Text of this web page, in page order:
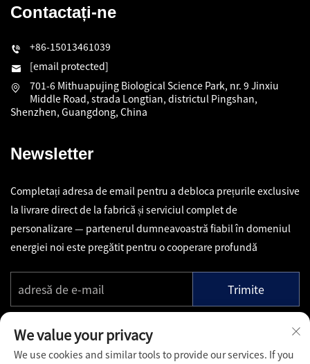
Contactați-ne
+86-15013461039
[email protected]
701-6 Mithuapujing Biological Science Park, nr. 9 Jinxiu
Middle Road, strada Longtian, districtul Pingshan,
Shenzhen, Guangdong, China
Newsletter
Completați adresa de email pentru a debloca prețurile exclusive
la livrare direct de la fabrică și serviciul complet de
personalizare — partenerul dumneavoastră fiabil în domeniul
energiei noi este pregătit pentru o cooperare profundă
Trimite
We value your privacy
We use cookies and similar tools to provide our services. If you